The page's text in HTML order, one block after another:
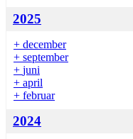
2025
+ december
+ september
+ juni
+ april
+ februar
2024